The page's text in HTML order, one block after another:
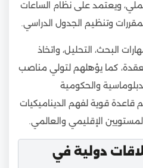
ويعتمد على نظام الساعات
وتنظيم الجدول الدراسي.
البحث، التحليل، واتخاذ
كما يؤهلهم لتولي مناصب
والحكومية
قاعدة قوية لفهم الديناميكيات
الإقليمي والعالمي.
دولية في